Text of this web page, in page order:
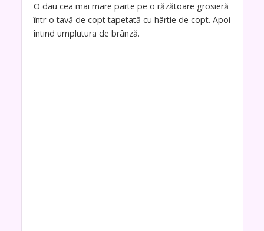
O dau cea mai mare parte pe o răzătoare grosieră
într-o tavă de copt tapetată cu hârtie de copt. Apoi
întind umplutura de brânză.